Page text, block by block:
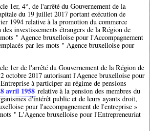
1er, 4°, de l'arrêté du Gouvernement de la
du 19 juillet 2017 portant exécution de
1994 relative à la promotion du commerce
investissements étrangers de la Région de
" Agence bruxelloise pour l'Accompagnement
par les mots " Agence bruxelloise pour
1er de l'arrêté du Gouvernement de la Région de
octobre 2017 autorisant l'Agence bruxelloise pour
à participer au régime de pensions
avril 1958 relative à la pension des membres du
d'intérêt public et de leurs ayants droit,
pour l'accompagnement de l'entreprise »
" L'Agence bruxelloise pour l'Entrepreneuriat